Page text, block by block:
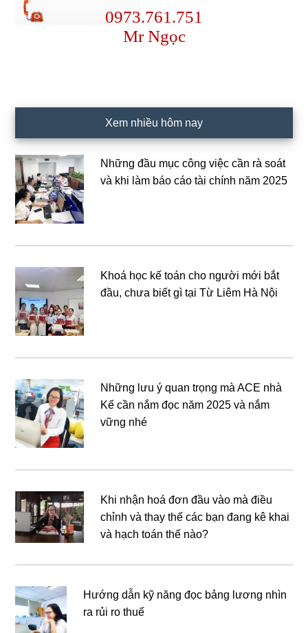
0973.761.751
Mr Ngọc
Xem nhiều hôm nay
Những đầu mục công việc cần rà soát
và khi làm báo cáo tài chính năm 2025
Khoá học kế toán cho người mới bắt
đầu, chưa biết gì tại Từ Liêm Hà Nội
Những lưu ý quan trọng mà ACE nhà
Kế cần nắm đọc năm 2025 và nắm
vững nhé
Khi nhận hoá đơn đầu vào mà điều
chỉnh và thay thế các bạn đang kê khai
và hạch toán thế nào?
Hướng dẫn kỹ năng đọc bảng lương nhìn
ra rủi ro thuế